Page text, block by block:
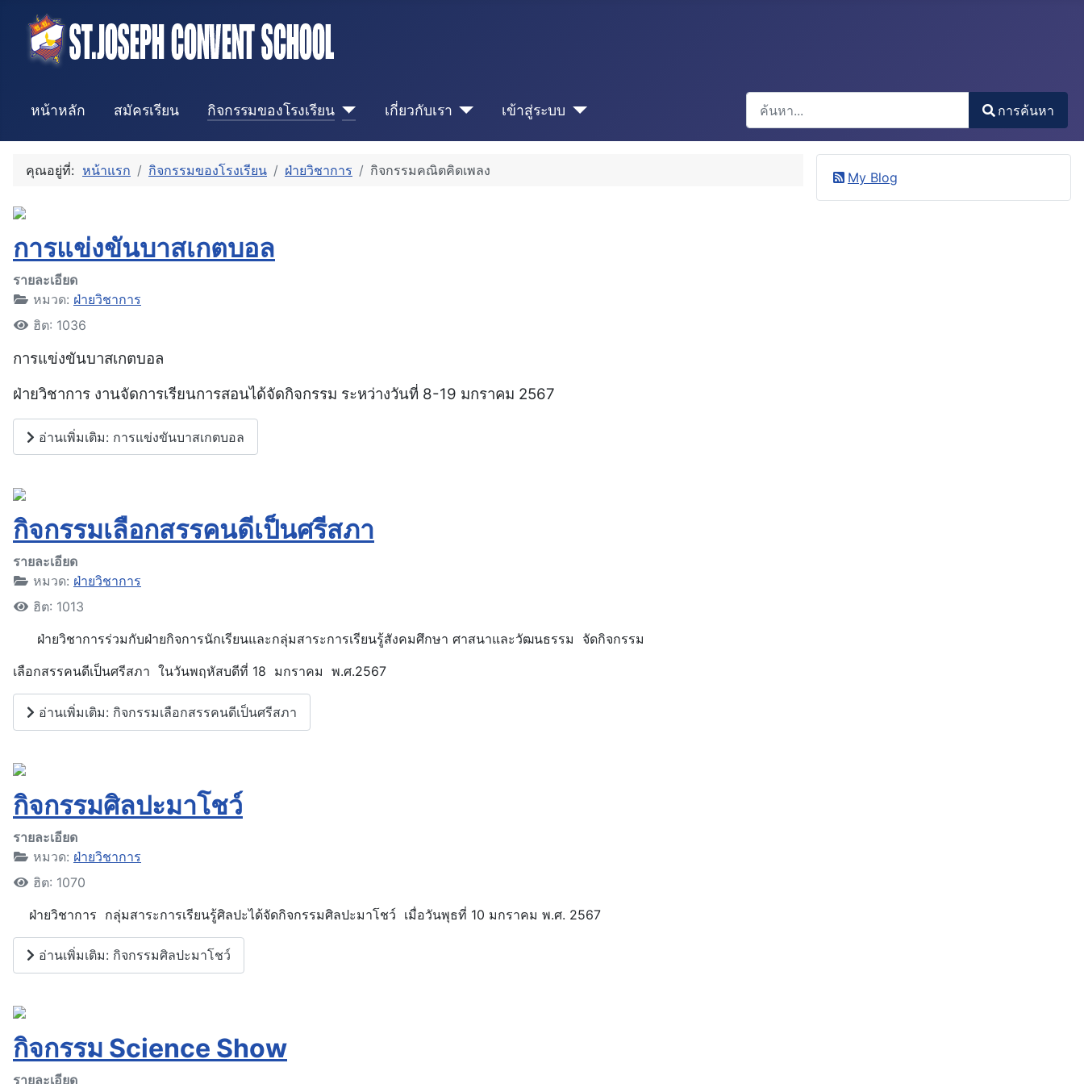
หน้าหลัก สมัครเรียน กิจกรรมของโรงเรียน เกี่ยวกับเรา เข้าสู่ระบบ
การค้นหา
Type 2 or more characters for results.
การค้นหา
คุณอยู่ที่: หน้าแรก กิจกรรมของโรงเรียน ฝ่ายวิชาการ กิจกรรมคณิตคิดเพลง
การแข่งขันบาสเกตบอล
รายละเอียด
หมวด: ฝ่ายวิชาการ
ฮิต: 1036
การแข่งขันบาสเกตบอล
ฝ่ายวิชาการ งานจัดการเรียนการสอนได้จัดกิจกรรม ระหว่างวันที่ 8-19 มกราคม 2567
อ่านเพิ่มเติม: การแข่งขันบาสเกตบอล
กิจกรรมเลือกสรรคนดีเป็นศรีสภา
รายละเอียด
หมวด: ฝ่ายวิชาการ
ฮิต: 1013
ฝ่ายวิชาการร่วมกับฝ่ายกิจการนักเรียนและกลุ่มสาระการเรียนรู้สังคมศึกษา ศาสนาและวัฒนธรรม จัดกิจกรรม
เลือกสรรคนดีเป็นศรีสภา ในวันพฤหัสบดีที่ 18 มกราคม พ.ศ.2567
อ่านเพิ่มเติม: กิจกรรมเลือกสรรคนดีเป็นศรีสภา
กิจกรรมศิลปะมาโชว์
รายละเอียด
หมวด: ฝ่ายวิชาการ
ฮิต: 1070
ฝ่ายวิชาการ กลุ่มสาระการเรียนรู้ศิลปะได้จัดกิจกรรมศิลปะมาโชว์ เมื่อวันพุธที่ 10 มกราคม พ.ศ. 2567
อ่านเพิ่มเติม: กิจกรรมศิลปะมาโชว์
กิจกรรม Science Show
รายละเอียด
My Blog